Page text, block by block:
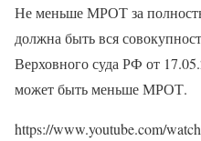
Не меньше МРОТ за
должна быть вся
Верховного суда РФ от
может быть меньше МРОТ.
https://www.youtube.com/